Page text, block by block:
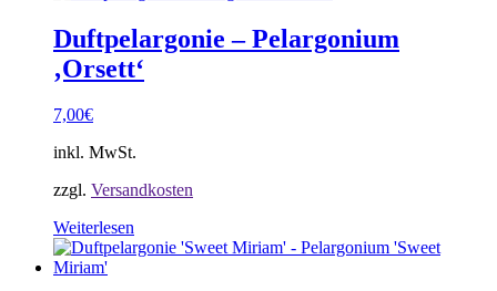
Duftpelargonie – Pelargonium
‚Orsett‘
7,00€
inkl. MwSt.
zzgl. Versandkosten
Weiterlesen